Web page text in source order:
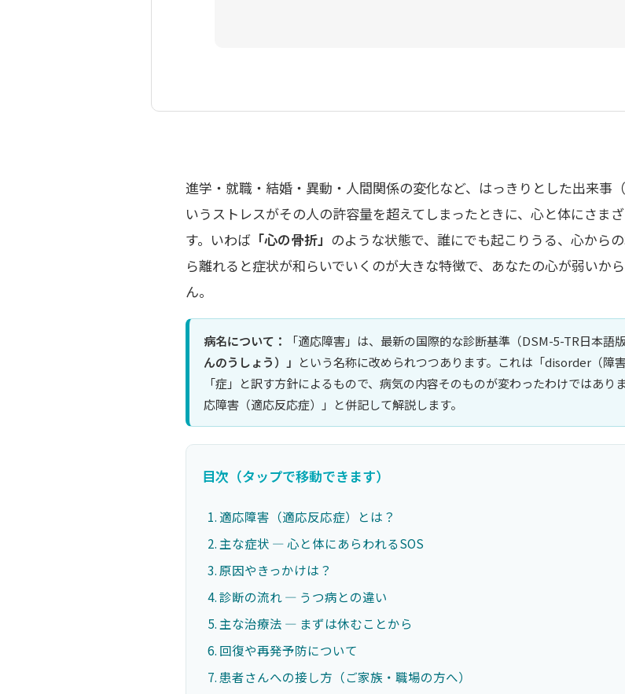
進学・就職・結婚・異動・人間関係の変化など、はっきりとした出来事
いうストレスがその人の許容量を超えてしまったときに、心と体にさま
す。いわば 「心の骨折」 のような状態で、誰にでも起こりうる、心から
ら離れると症状が和らいでいくのが大きな特徴で、あなたの心が弱いか
ん。
病名について： 「適応障害」は、最新の国際的な診断基準（DSM-5-TR日本語
んのうしょう）」 という名称に改められつつあります。これは「disorder（障
「症」と訳す方針によるもので、病気の内容そのものが変わったわけではあ
応障害（適応反応症）」と併記して解説します。
目次（タップで移動できます）
適応障害（適応反応症）とは？
主な症状 ― 心と体にあらわれるSOS
原因やきっかけは？
診断の流れ ― うつ病との違い
主な治療法 ― まずは休むことから
回復や再発予防について
患者さんへの接し方（ご家族・職場の方へ）